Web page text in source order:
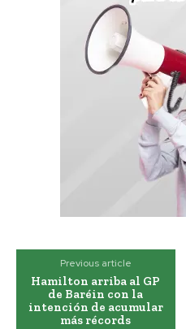
Previous article
Hamilton arriba al GP
de Baréin con la
intención de acumular
más récords